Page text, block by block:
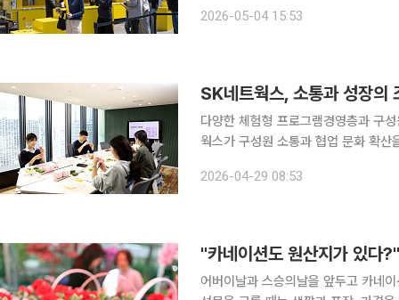
한 결과를 공개하고 온·오프라인 통
2026-05-04 15:53
SK네트웍스, 소통과 성장의
다양한 체험형 프로그램경영층과 구성원
웍스가 구성원 소통과 협업 문화 확산을
구성원들이 직접 부모님께 전달할 선
2026-04-29 08:53
"카네이션도 원산지가 있다
어버이날과 스승의날을 앞두고 카네